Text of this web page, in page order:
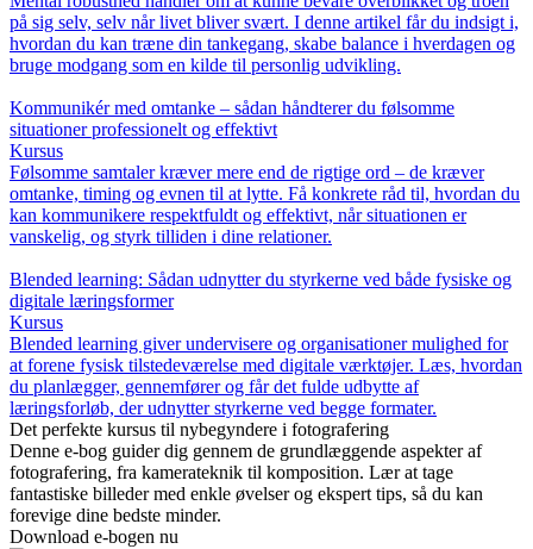
på sig selv, selv når livet bliver svært. I denne artikel får du indsigt i,
hvordan du kan træne din tankegang, skabe balance i hverdagen og
bruge modgang som en kilde til personlig udvikling.
Kommunikér med omtanke – sådan håndterer du følsomme
situationer professionelt og effektivt
Kursus
Følsomme samtaler kræver mere end de rigtige ord – de kræver
omtanke, timing og evnen til at lytte. Få konkrete råd til, hvordan du
kan kommunikere respektfuldt og effektivt, når situationen er
vanskelig, og styrk tilliden i dine relationer.
Blended learning: Sådan udnytter du styrkerne ved både fysiske og
digitale læringsformer
Kursus
Blended learning giver undervisere og organisationer mulighed for
at forene fysisk tilstedeværelse med digitale værktøjer. Læs, hvordan
du planlægger, gennemfører og får det fulde udbytte af
læringsforløb, der udnytter styrkerne ved begge formater.
Det perfekte kursus til nybegyndere i fotografering
Denne e-bog guider dig gennem de grundlæggende aspekter af
fotografering, fra kamerateknik til komposition. Lær at tage
fantastiske billeder med enkle øvelser og ekspert tips, så du kan
forevige dine bedste minder.
Download e-bogen nu